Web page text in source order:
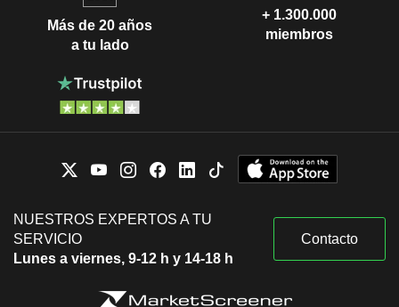
Más de 20 años
a tu lado
+ 1.300.000
miembros
NUESTROS EXPERTOS A TU
SERVICIO
Lunes a viernes, 9-12 h y 14-18 h
Contacto